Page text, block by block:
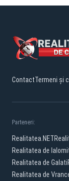
ContactTermeni și
Parteneri:
Realitatea.NET
Realitatea de
Realitatea de Galati
Realitatea de